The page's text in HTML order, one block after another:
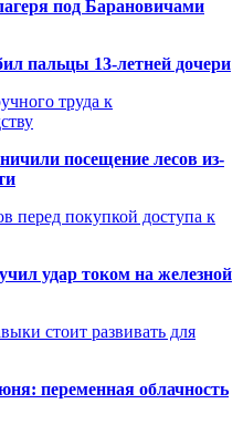
под Барановичами
пальцы 13-летней дочери
труда к
посещение лесов из-
перед покупкой доступа к
удар током на железной
стоит развивать для
переменная облачность